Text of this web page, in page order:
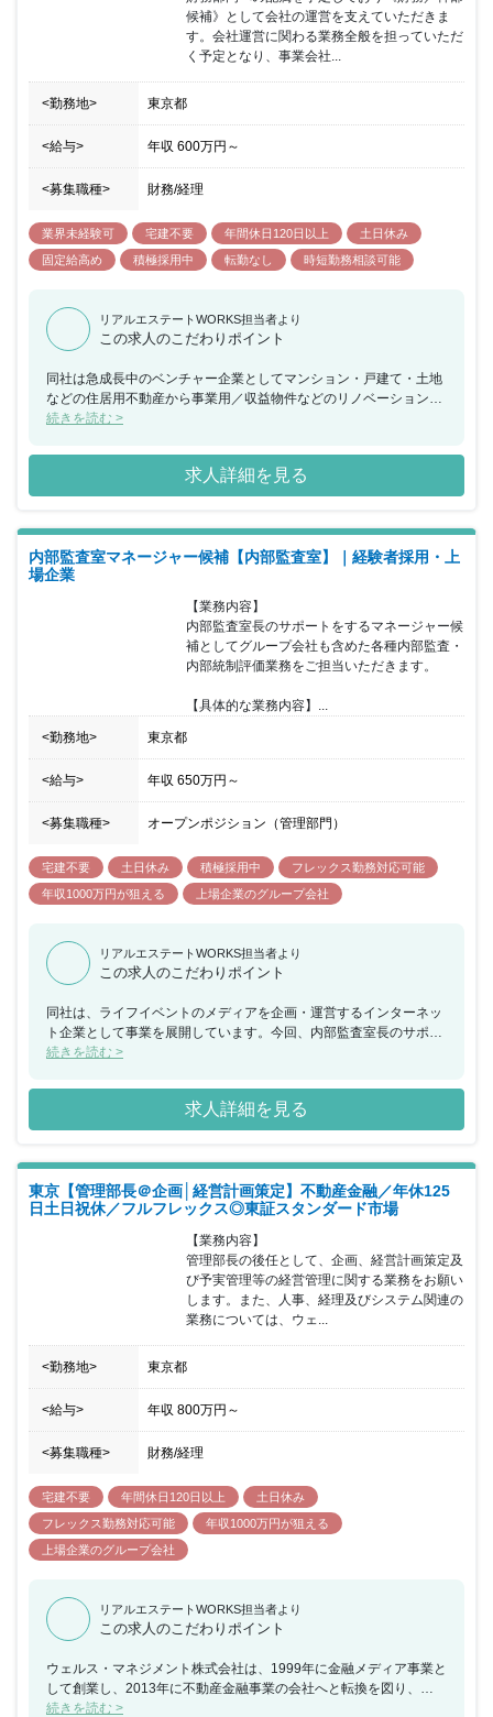
候補》として会社の運営を支えていただきま
す。会社運営に関わる業務全般を担っていただ
く予定となり、事業会社...
<勤務地> 東京都
<給与> 年収 600万円 ～
<募集職種> 財務/経理
業界未経験可 宅建不要 年間休日120日以上
土日休み
固定給高め
積極採用中 転勤なし 時短勤務相談可能
リアルエステートWORKS担当者より
この求人のこだわりポイント
同社は急成長中のベンチャー企業としてマンション・戸建て・土地
などの住居用不動産から事業用／収益物件などのリノベーション・
開発企画を中心に事業を手掛けています。全国の不動産を対象とし
業となります。また業界トップの独立・起業率を誇り、トップクラ
スの起業家数を輩出してきた不動産のプロフェッショナル集団で
す。「次の10年」に向けて更なる事業成長を目指しており、今回の
採用を進めています。社員の育成に力を注いでいる企業になります
ので代表が直接サポートや教育することもあり、成長意欲のある方
にはピッタリの職場環境が整っています。成長中のベンチャー企業
だからこそ感じられる醍醐味、やりがいを感じながら働けるのも魅
力となります。社員の成長に労力を惜しむことがない企業になりま
すので、成長意欲が高い方にはお勧めの案件となります。
続きを読む >
求人詳細を見る
内部監査室マネージャー候補【内部監査室】｜経験者採用・上
場企業
【業務内容】
内部監査室長のサポートをするマネージャー候
補としてグループ会社も含めた各種内部監査・
内部統制評価業務をご担当いただきます。
【具体的な業務内容】...
<勤務地> 東京都
<給与> 年収 650万円 ～
<募集職種> オープンポジション（管理部門）
宅建不要 土日休み 積極採用中
フレックス勤務対応可能
年収1000万円が狙える
上場企業のグループ会社
リアルエステートWORKS担当者より
この求人のこだわりポイント
同社は、ライフイベントのメディアを企画・運営するインターネッ
ト企業として事業を展開しています。今回、内部監査室長のサポー
トをするマネージャー候補としてグループ会社も含めた各種内部監
た。上場企業の内部監査業務の最上流工程からレポーティング・フ
ォローアップまで一元的に関わることができ、コーポレート全体と
しては会計士や弁護士など専門性の高いメンバーが在籍している一
は大きく、企画提案をしやすく組織や業務を動かす経験を積みやす
い環境です。東証プライム上場企業ならではの高度なコーポレート
アクションとインターネットベンチャー企業ならではの裁量やスピ
ードを実感していただくことが可能です。また、社長・取締役・監
査役等の役員と日常的にコミュニケーションをとることができ、成
長事業へのM＆Aを活発にしており、新規子会社のPMIや内部監査構
築に関わるチャンスが多数あるのも特徴です。将来的には内部監査
室室長やグループ会社を含むコーポレート部門における責任者、監
査役等のキャリアパスもある環境でご活躍いただける方を歓迎いた
します。
続きを読む >
求人詳細を見る
東京【管理部長＠企画│経営計画策定】不動産金融／年休125
日土日祝休／フルフレックス◎東証スタンダード市場
【業務内容】
管理部長の後任として、企画、経営計画策定及
び予実管理等の経営管理に関する業務をお願い
します。また、人事、経理及びシステム関連の
業務については、ウェ...
<勤務地> 東京都
<給与> 年収 800万円 ～
<募集職種> 財務/経理
宅建不要 年間休日120日以上
土日休み
フレックス勤務対応可能
年収1000万円が狙える
上場企業のグループ会社
リアルエステートWORKS担当者より
この求人のこだわりポイント
ウェルス・マネジメント株式会社は、1999年に金融メディア事業と
して創業し、2013年に不動産金融事業の会社へと転換を図り、
2015年よりホテル運営事業をスタートさせました。同年、金融メデ
続きを読む >